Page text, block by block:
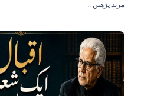
.. مزید پڑھیں